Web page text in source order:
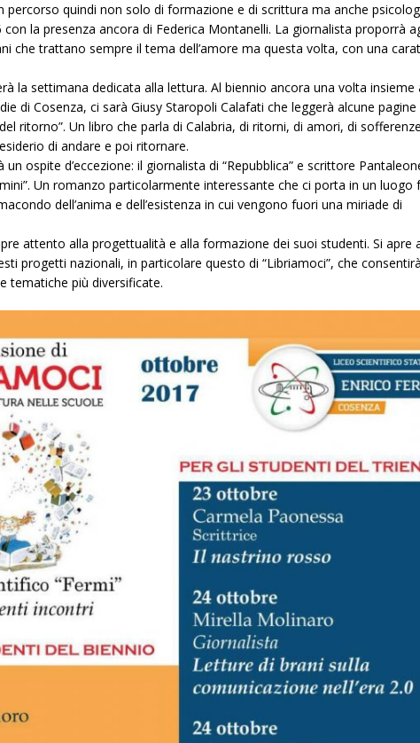
percorso quindi non solo di formazione e di scrittura ma anche
la presenza ancora di Federica Montanelli. La giornalista proporrà
che trattano sempre il tema dell’amore ma questa volta, con una
la settimana dedicata alla lettura. Al biennio ancora una volta insieme
di Cosenza, ci sarà Giusy Staropoli Calafati che leggerà alcune pagine
ritorno”. Un libro che parla di Calabria, di ritorni, di amori, di
di andare e poi ritornare.
ospite d’eccezione: il giornalista di “Repubblica” e scrittore
Un romanzo particolarmente interessante che ci porta in un luogo
dell’anima e dell’esistenza in cui vengono fuori una miriade di
attento alla progettualità e alla formazione dei suoi studenti. Si apre
progetti nazionali, in particolare questo di “Libriamoci”, che
tematiche più diversificate.